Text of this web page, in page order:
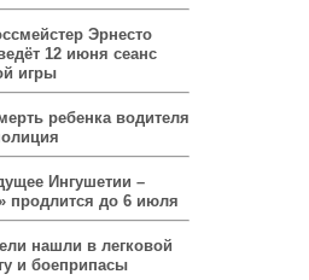
Эрнесто
12 июня сеанс
игры
ребенка водителя
Ингушетии –
продлится до 6 июля
нашли в легковой
и боеприпасы